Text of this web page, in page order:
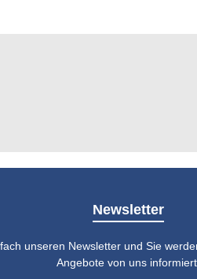
Newsletter
unseren Newsletter und Sie
Angebote von uns